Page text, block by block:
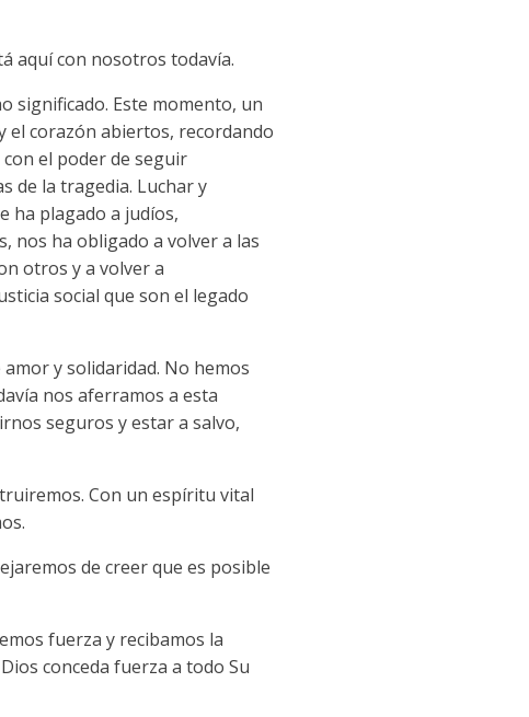
aquí con nosotros todavía.
significado. Este momento, un
el corazón abiertos, recordando
el poder de seguir
de la tragedia. Luchar y
ha plagado a judíos,
nos ha obligado a volver a las
otros y a volver a
social que son el legado
y solidaridad. No hemos
nos aferramos a esta
seguros y estar a salvo,
Con un espíritu vital
de creer que es posible
fuerza y recibamos la
conceda fuerza a todo Su